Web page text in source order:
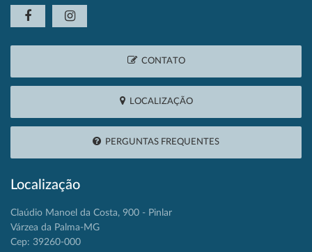
CONTATO
LOCALIZAÇÃO
PERGUNTAS FREQUENTES
Localização
Claúdio Manoel da Costa, 900 - Pinlar
Várzea da Palma-MG
Cep: 39260-000